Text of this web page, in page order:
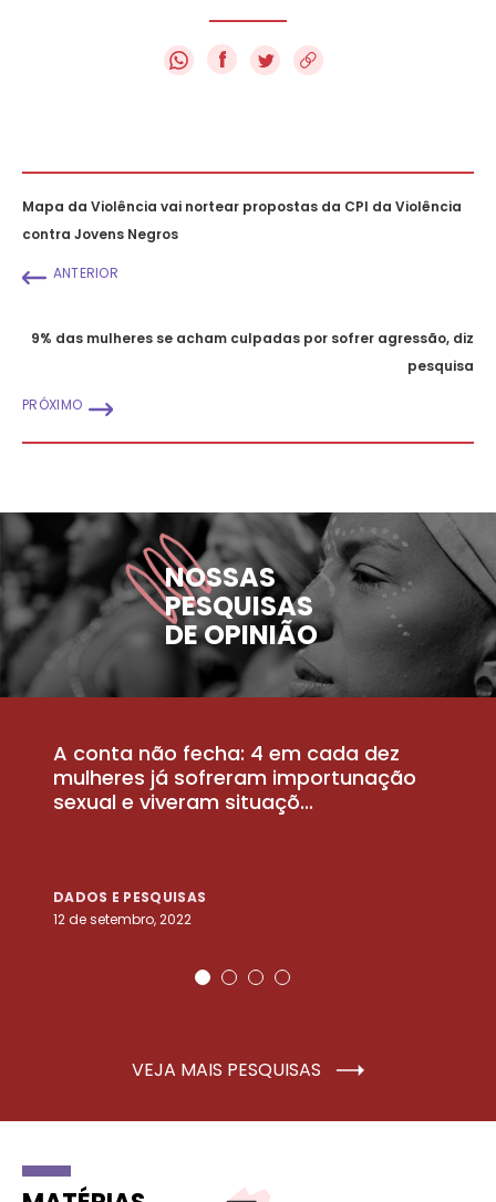
f
Mapa da Violência vai nortear propostas da CPI da Violência
contra Jovens Negros
ANTERIOR
9% das mulheres se acham culpadas por sofrer agressão, diz
pesquisa
PRÓXIMO
NOSSAS
PESQUISAS
DE OPINIÃO
A conta não fecha: 4 em cada dez
mulheres já sofreram importunação
sexual e viveram situaçõ...
DADOS E PESQUISAS
12 de setembro, 2022
VEJA MAIS PESQUISAS